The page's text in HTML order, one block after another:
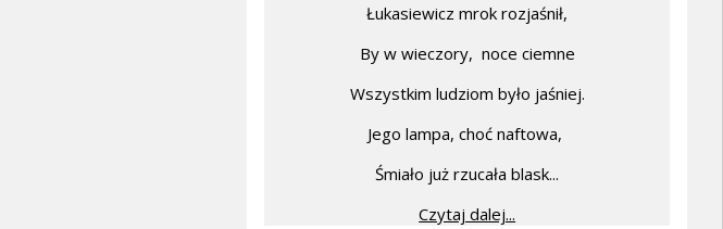
Łukasiewicz mrok rozjaśnił,
By w wieczory, noce ciemne
Wszystkim ludziom było jaśniej.
Jego lampa, choć naftowa,
Śmiało już rzucała blask...
Czytaj dalej...